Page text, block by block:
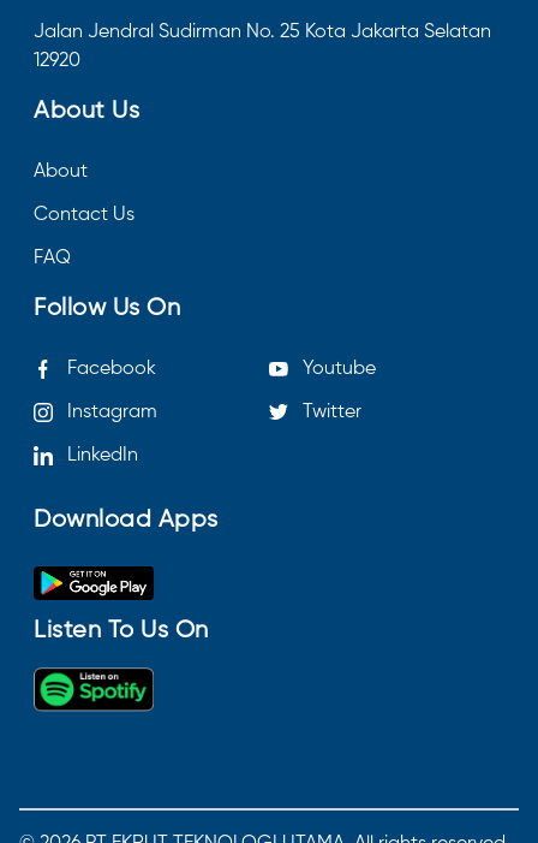
Jalan Jendral Sudirman No. 25 Kota Jakarta Selatan
12920
About Us
About
Contact Us
FAQ
Follow Us On
Facebook Youtube
Instagram Twitter
LinkedIn
Download Apps
Listen To Us On